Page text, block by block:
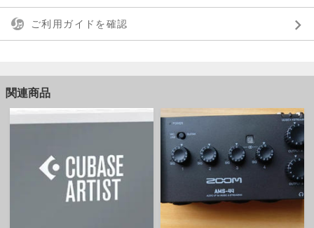
ご利用ガイドを確認
関連商品